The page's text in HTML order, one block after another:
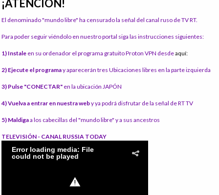
¡ATENCIÓN!
El denominado "mundo libre" ha censurado la señal del canal ruso de TV RT.
Para poder seguir viéndolo en nuestro portal siga las instrucciones siguientes:
1) Instale en su ordenador el programa gratuito Proton VPN desdeaquí:
2) Ejecute el programay aparecerán tres Ubicaciones libres en la parte izquierda
3) Pulse "CONECTAR" en la ubicación JAPÓN
4) Vuelva a entrar en nuestra weby ya podrá disfrutar de la señal de RT TV
5) Maldigaa los cabecillas del "mundo libre" y a sus ancestros
TELEVISIÓN - CANAL RUSSIA TODAY